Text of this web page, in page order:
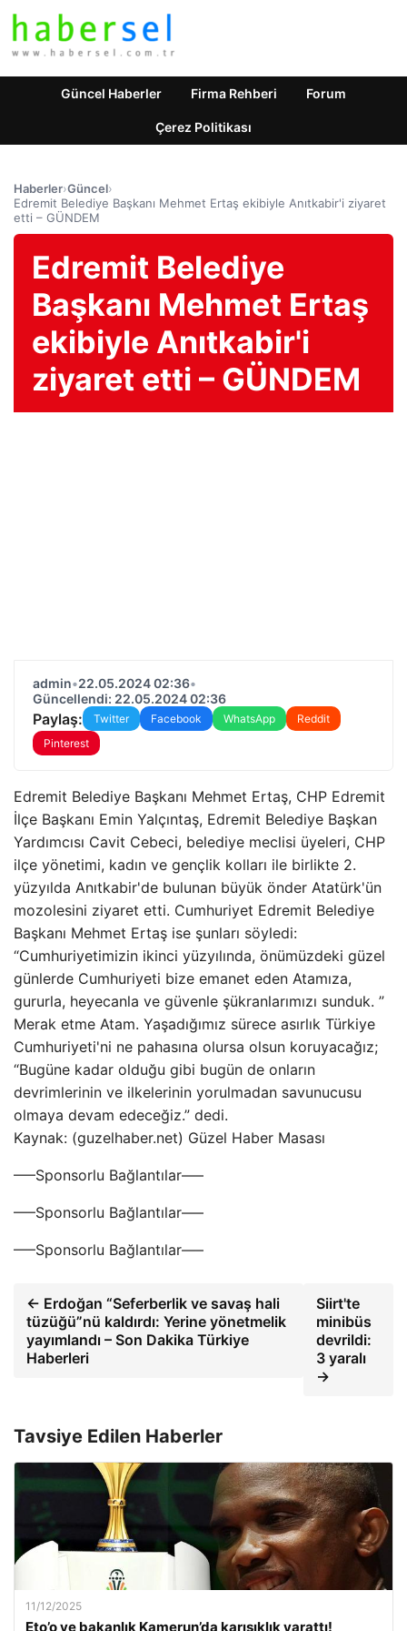
Güncel Haberler Firma Rehberi Forum
Çerez Politikası
Haberler›Güncel›
Edremit Belediye Başkanı Mehmet Ertaş ekibiyle Anıtkabir'i ziyaret
etti – GÜNDEM
Edremit Belediye
Başkanı Mehmet Ertaş
ekibiyle Anıtkabir'i
ziyaret etti – GÜNDEM
admin•22.05.2024 02:36•
Güncellendi: 22.05.2024 02:36
Paylaş: Twitter Facebook WhatsApp
Reddit
Pinterest
Edremit Belediye Başkanı Mehmet Ertaş, CHP Edremit
İlçe Başkanı Emin Yalçıntaş, Edremit Belediye Başkan
Yardımcısı Cavit Cebeci, belediye meclisi üyeleri, CHP
ilçe yönetimi, kadın ve gençlik kolları ile birlikte 2.
yüzyılda Anıtkabir'de bulunan büyük önder Atatürk'ün
mozolesini ziyaret etti. Cumhuriyet Edremit Belediye
Başkanı Mehmet Ertaş ise şunları söyledi:
“Cumhuriyetimizin ikinci yüzyılında, önümüzdeki güzel
günlerde Cumhuriyeti bize emanet eden Atamıza,
gururla, heyecanla ve güvenle şükranlarımızı sunduk. ”
Merak etme Atam. Yaşadığımız sürece asırlık Türkiye
Cumhuriyeti'ni ne pahasına olursa olsun koruyacağız;
“Bugüne kadar olduğu gibi bugün de onların
devrimlerinin ve ilkelerinin yorulmadan savunucusu
olmaya devam edeceğiz.” dedi.
Kaynak: (guzelhaber.net) Güzel Haber Masası
—–Sponsorlu Bağlantılar—–
—–Sponsorlu Bağlantılar—–
—–Sponsorlu Bağlantılar—–
← Erdoğan “Seferberlik ve savaş hali
tüzüğü”nü kaldırdı: Yerine yönetmelik
yayımlandı – Son Dakika Türkiye
Haberleri
Siirt'te
minibüs
devrildi:
3 yaralı
→
Tavsiye Edilen Haberler
11/12/2025
Eto’o ve bakanlık Kamerun’da karışıklık yarattı!